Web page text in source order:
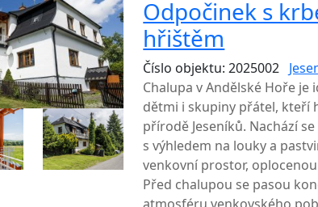
Odpočinek s
hřištěm
Číslo objektu: 2025002
Chalupa v Andělské Hoře
dětmi i skupiny přátel, kteří
přírodě Jeseníků. Nachází
s výhledem na louky a
venkovní prostor,
Před chalupou se pasou